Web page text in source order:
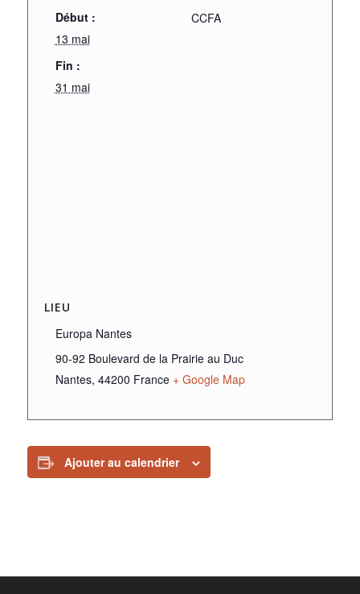
Début :
13 mai
Fin :
31 mai
CCFA
LIEU
Europa Nantes
90-92 Boulevard de la Prairie au Duc
Nantes, 44200 France + Google Map
Ajouter au calendrier